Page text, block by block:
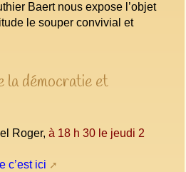
Baert nous expose l’objet
le souper convivial et
la démocratie et
Roger,à 18 h 30 le jeudi 2
c’est ici